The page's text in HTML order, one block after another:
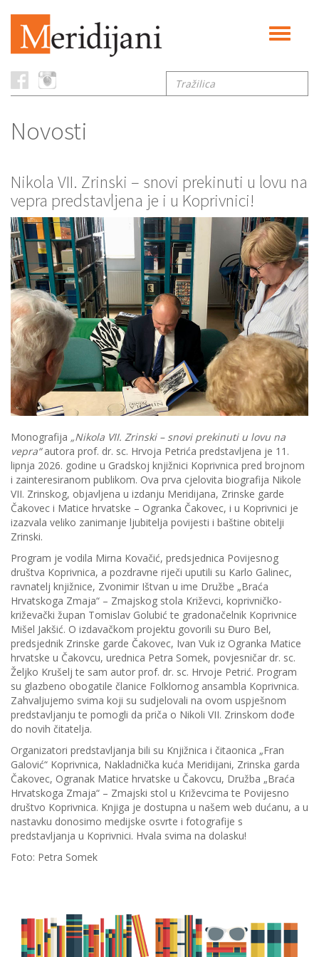
Toggle
Tražilica
Novosti
Nikola VII. Zrinski – snovi prekinuti u lovu na
vepra predstavljena je i u Koprivnici!
Monografija „Nikola VII. Zrinski – snovi prekinuti u lovu na
vepra“autora prof. dr. sc. Hrvoja Petrića predstavljena je 11.
lipnja 2026. godine u Gradskoj knjižnici Koprivnica pred brojnom
i zainteresiranom publikom. Ova prva cjelovita biografija Nikole
VII. Zrinskog, objavljena u izdanju Meridijana, Zrinske garde
Čakovec i Matice hrvatske – Ogranka Čakovec, i u Koprivnici je
izazvala veliko zanimanje ljubitelja povijesti i baštine obitelji
Zrinski.
Program je vodila Mirna Kovačić, predsjednica Povijesnog
društva Koprivnica, a pozdravne riječi uputili su Karlo Galinec,
ravnatelj knjižnice, Zvonimir Ištvan u ime Družbe „Braća
Hrvatskoga Zmaja“ – Zmajskog stola Križevci, koprivničko-
križevački župan Tomislav Golubić te gradonačelnik Koprivnice
Mišel Jakšić. O izdavačkom projektu govorili su Đuro Bel,
predsjednik Zrinske garde Čakovec, Ivan Vuk iz Ogranka Matice
hrvatske u Čakovcu, urednica Petra Somek, povjesničar dr. sc.
Željko Krušelj te sam autor prof. dr. sc. Hrvoje Petrić. Program
su glazbeno obogatile članice Folklornog ansambla Koprivnica.
Zahvaljujemo svima koji su sudjelovali na ovom uspješnom
predstavljanju te pomogli da priča o Nikoli VII. Zrinskom dođe
do novih čitatelja.
Organizatori predstavljanja bili su Knjižnica i čitaonica „Fran
Galović“ Koprivnica, Nakladnička kuća Meridijani, Zrinska garda
Čakovec, Ogranak Matice hrvatske u Čakovcu, Družba „Braća
Hrvatskoga Zmaja“ – Zmajski stol u Križevcima te Povijesno
društvo Koprivnica. Knjiga je dostupna u našem web dućanu, a u
nastavku donosimo medijske osvrte i fotografije s
predstavljanja u Koprivnici. Hvala svima na dolasku!
Foto: Petra Somek